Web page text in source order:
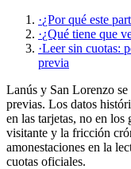
·¿Por qué este
·¿Qué tiene que
·Leer sin cuotas:
previa
Lanús y San Lorenzo se
previas. Los datos
en las tarjetas, no en los
visitante y la fricción
amonestaciones en la
cuotas oficiales.